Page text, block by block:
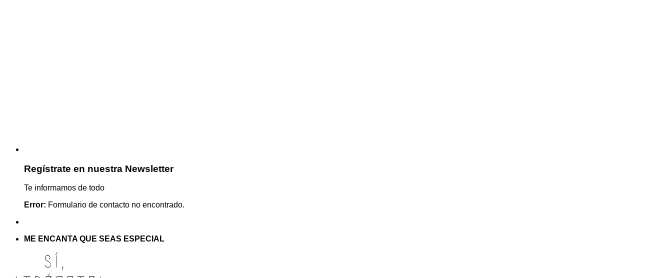
Regístrate en nuestra Newsletter
Te informamos de todo
Error: Formulario de contacto no encontrado.
ME ENCANTA QUE SEAS ESPECIAL